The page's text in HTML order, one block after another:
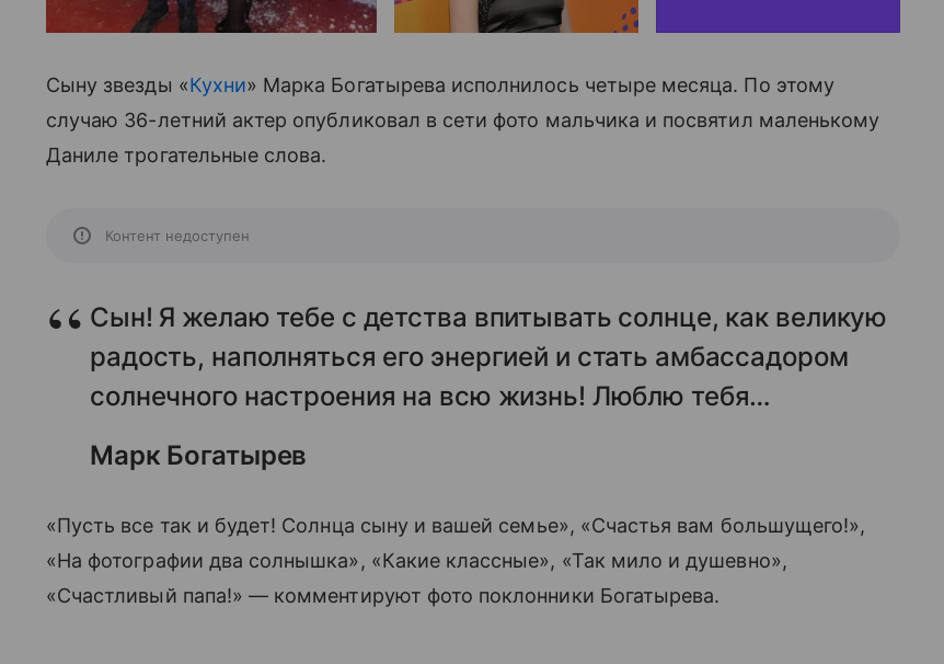
Сыну звезды «Кухни» Марка Богатырева исполнилось четыре месяца. По этому
случаю 36-летний актер опубликовал в сети фото мальчика и посвятил маленькому
Даниле трогательные слова.
Контент недоступен
Сын! Я желаю тебе с детства впитывать солнце, как великую
радость, наполняться его энергией и стать амбассадором
солнечного настроения на всю жизнь! Люблю тебя…
Марк Богатырев
«Пусть все так и будет! Солнца сыну и вашей семье», «Счастья вам большущего!»,
«На фотографии два солнышка», «Какие классные», «Так мило и душевно»,
«Счастливый папа!» — комментируют фото поклонники Богатырева.